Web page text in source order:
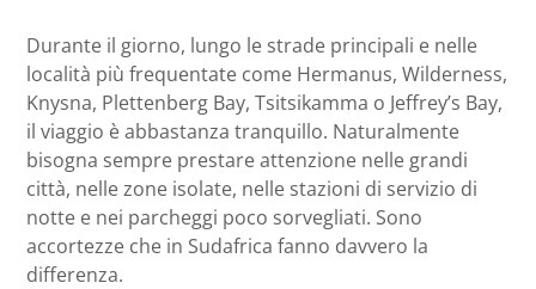
Durante il giorno, lungo le strade principali e nelle
località più frequentate come Hermanus, Wilderness,
Knysna, Plettenberg Bay, Tsitsikamma o Jeffrey’s Bay,
il viaggio è abbastanza tranquillo. Naturalmente
bisogna sempre prestare attenzione nelle grandi
città, nelle zone isolate, nelle stazioni di servizio di
notte e nei parcheggi poco sorvegliati. Sono
accortezze che in Sudafrica fanno davvero la
differenza.